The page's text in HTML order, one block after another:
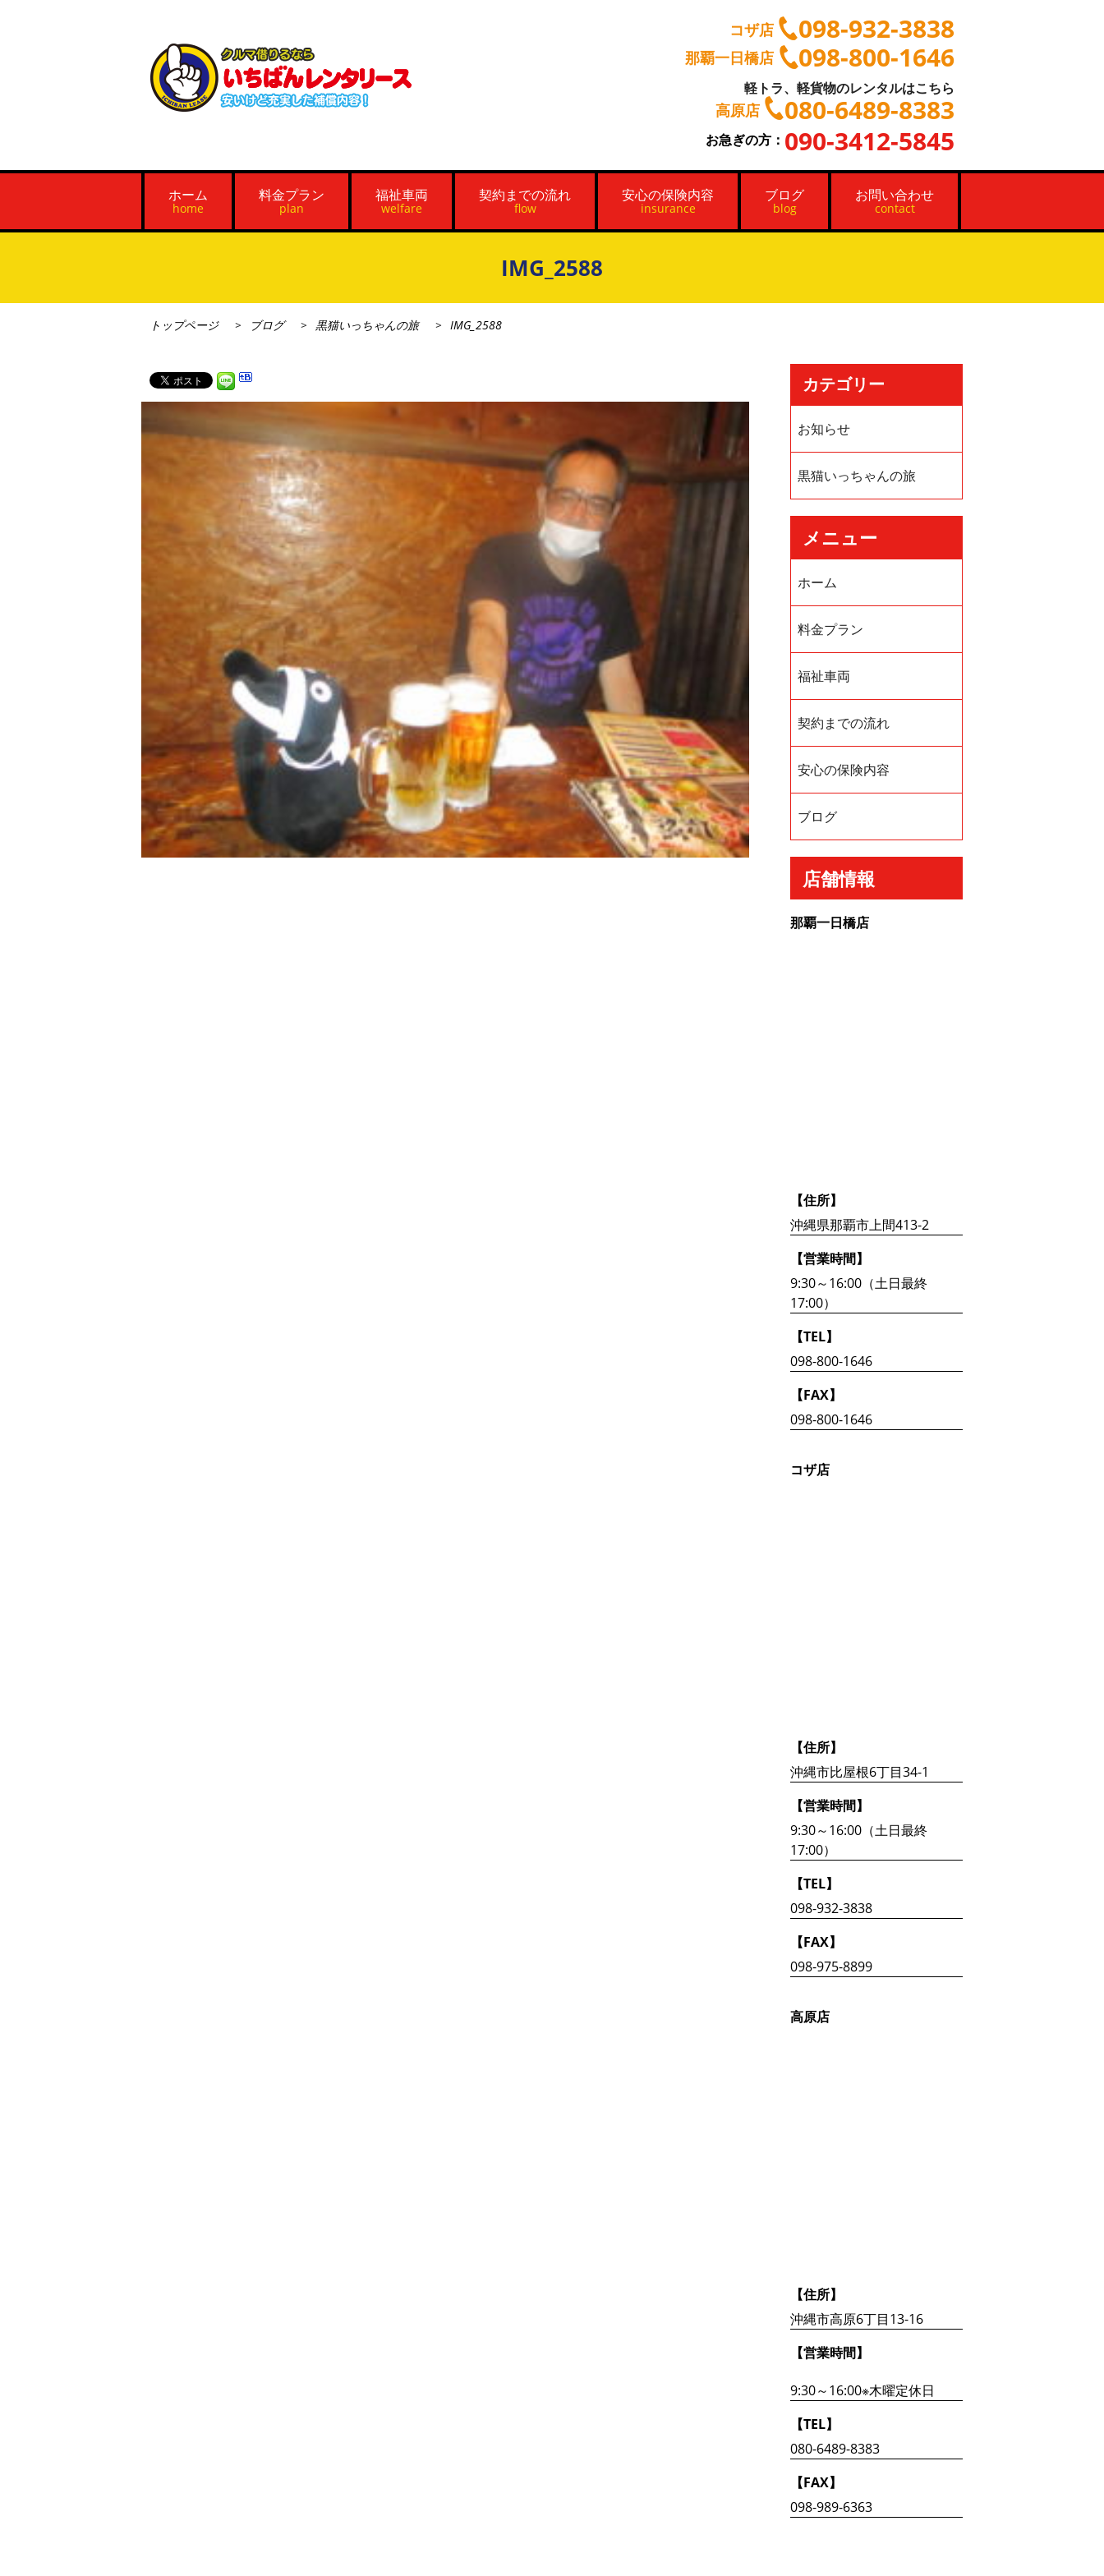
コザ店 098-932-3838
那覇一日橋店 098-800-1646
軽トラ、軽貨物のレンタルはこちら
高原店 080-6489-8383
お急ぎの方： 090-3412-5845
ホーム
home
料金プラン
plan
福祉車両
welfare
契約までの流れ
flow
安心の保険内容
insurance
ブログ
blog
お問い合わせ
contact
IMG_2588
トップページ ブログ 黒猫いっちゃんの旅 IMG_2588
カテゴリー
お知らせ
黒猫いっちゃんの旅
メニュー
ホーム
料金プラン
福祉車両
契約までの流れ
安心の保険内容
ブログ
店舗情報
那覇一日橋店
【住所】
沖縄県那覇市上間413-2
【営業時間】
9:30～16:00（土日最終
17:00）
【TEL】
098-800-1646
【FAX】
098-800-1646
コザ店
【住所】
沖縄市比屋根6丁目34-1
【営業時間】
9:30～16:00（土日最終
17:00）
【TEL】
098-932-3838
【FAX】
098-975-8899
高原店
【住所】
沖縄市高原6丁目13-16
【営業時間】
9:30～16:00※木曜定休日
【TEL】
080-6489-8383
【FAX】
098-989-6363